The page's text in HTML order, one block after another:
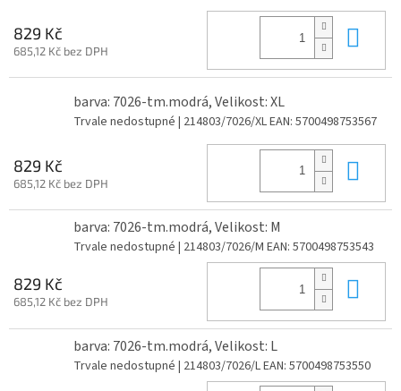
829 Kč
685,12 Kč bez DPH
barva: 7026-tm.modrá, Velikost: XL
Trvale nedostupné | 214803/7026/XLEAN: 5700498753567
829 Kč
685,12 Kč bez DPH
barva: 7026-tm.modrá, Velikost: M
Trvale nedostupné | 214803/7026/M EAN: 5700498753543
829 Kč
685,12 Kč bez DPH
barva: 7026-tm.modrá, Velikost: L
Trvale nedostupné | 214803/7026/LEAN: 5700498753550